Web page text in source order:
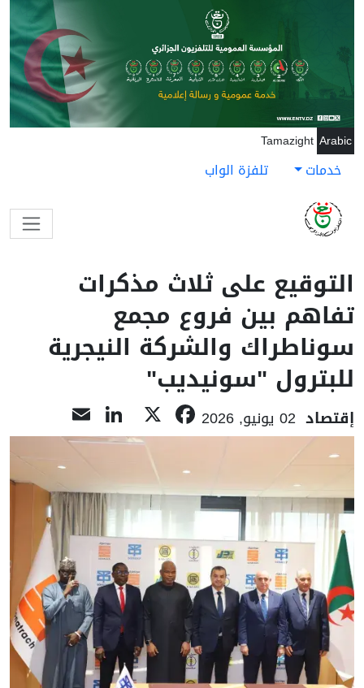
تجاوز إلى المحتوى الرئيسي
Arabic
Tamazight
خدمات تلفزة الواب
التوقيع على ثلاث مذكرات
تفاهم بين فروع مجمع
سوناطراك والشركة النيجرية
للبترول "سونيديب"
إقتصاد 02 يونيو, 2026 Facebook
LinkedIn